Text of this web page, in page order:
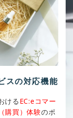
スの対応機能
ける EC:eコマー
購買）体験のポ